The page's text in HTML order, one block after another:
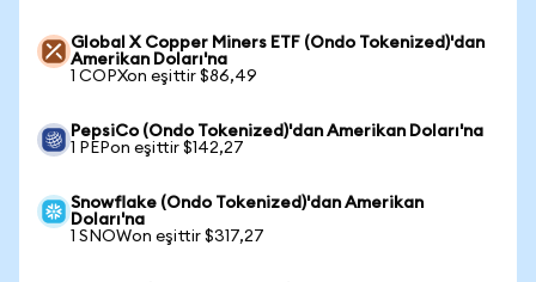
Global X Copper Miners ETF (Ondo Tokenized)'dan
Amerikan Doları'na
1 COPXon eşittir $86,49
PepsiCo (Ondo Tokenized)'dan Amerikan Doları'na
1 PEPon eşittir $142,27
Snowflake (Ondo Tokenized)'dan Amerikan
Doları'na
1 SNOWon eşittir $317,27